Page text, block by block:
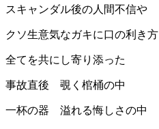
スキャンダル後の人間不信や
クソ生意気なガキに口の利き方
全てを共にし寄り添った
事故直後 覗く棺桶の中
一杯の器 溢れる悔しさの中